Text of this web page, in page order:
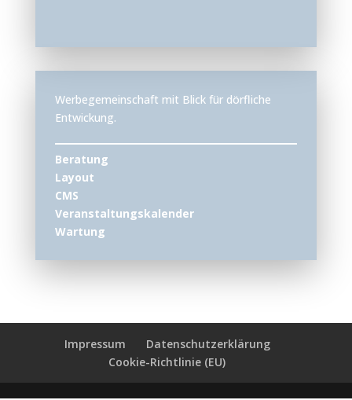
Werbegemeinschaft mit Blick für dörfliche
Entwickung.
Beratung
Layout
CMS
Veranstaltungskalender
Wartung
Impressum
Datenschutzerklärung
Cookie-Richtlinie (EU)